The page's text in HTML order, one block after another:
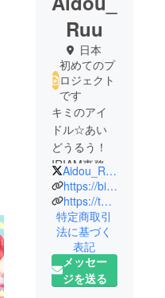
Ruu
日本
初めてのプ
ロジェクト
です
キミのアイ
ドル☆あい
どうるう！
IRIAM事務所
i-Ly（あい
りー）のプ
ロデュー
サーをしな
がら、
Vtuber活動
がした
Aidou_Ruu_V
https://bit.ly/3uSUKGJ
https://twitter.com/Aidou_Ruu_V
特定商取引
法に基づく
表記
メッセー
ジを送る